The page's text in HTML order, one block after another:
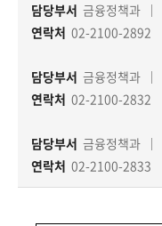
정
담당부서 금융정책과
연락처 02-2100-2892
담당부서 금융정책과
연락처 02-2100-2832
담당부서 금융정책과
연락처 02-2100-2833